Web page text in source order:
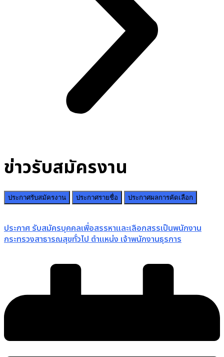
ข่าวรับสมัครงาน
ประกาศรับสมัครงาน ประกาศรายชื่อ ประกาศผลการคัดเลือก
ประกาศ รับสมัครบุคคลเพื่อสรรหาและเลือกสรรเป็นพนักงาน
กระทรวงสาธารณสุขทั่วไป ตำแหน่ง เจ้าพนักงานธุรการ